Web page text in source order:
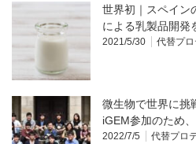
世界初｜スペイン
による乳製品開発
2021/5/30 代替プ
微生物で世界に挑
iGEM参加のため
2022/7/5 代替プロ